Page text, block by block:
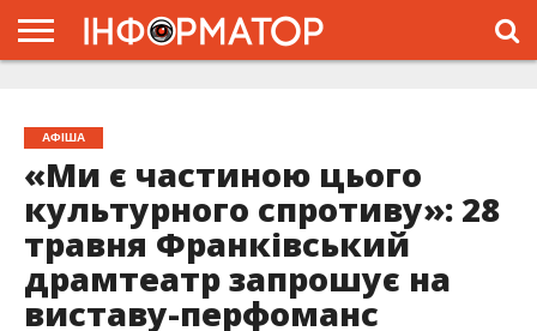
АФІША
«Ми є частиною цього
культурного спротиву»: 28
травня Франківський
драмтеатр запрошує на
виставу-перфоманс